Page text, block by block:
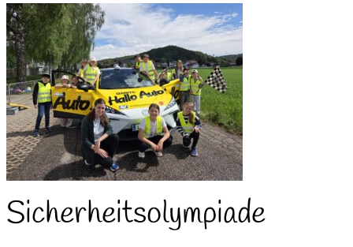
Sicherheitsolympiade